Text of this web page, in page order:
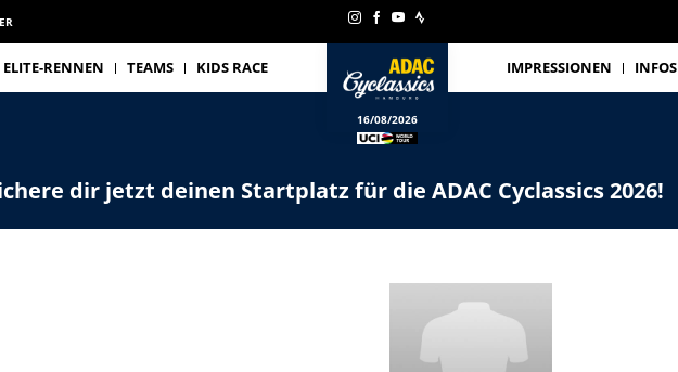
ELITE-RENNEN TEAMS KIDS RACE
16/08/2026
IMPRESSIONEN INFOS
dir jetzt deinen Startplatz für die ADAC Cyclassics 2026!